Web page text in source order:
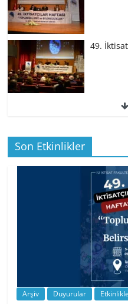
49.
49.
BİZ
…
Son Etkinlikler
Arşiv Duyurular